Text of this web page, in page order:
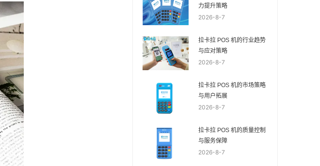
力提升策略
2026-8-7
拉卡拉 POS 机的行业趋势
与应对策略
2026-8-7
拉卡拉 POS 机的市场策略
与用户拓展
2026-8-7
拉卡拉 POS 机的质量控制
与服务保障
2026-8-7